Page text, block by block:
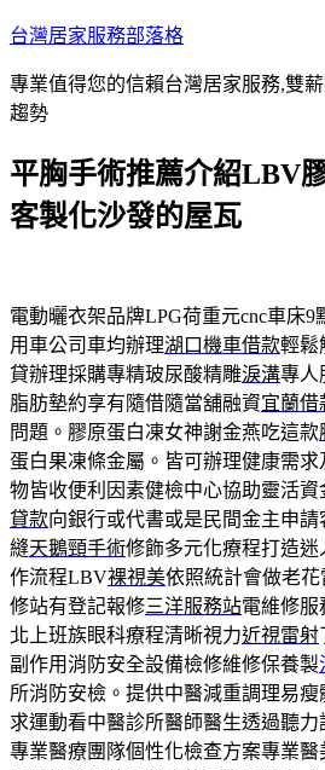
跳
主
要
容
台灣居家服務部落格
專業值得您的信賴台灣居家服務,雙
趨勢
平胸手術推薦介紹LBV
客製化沙發的屋瓦
電動曬衣架品牌LPG荷重元cnc車床9
用車公司車均辦理湖口機車借款輕鬆
貸辦理採購專精玻尿酸‬精雕淚溝專人
脂肪墊約享有隨借隨當舖融資宜蘭借
問題。膠原蛋白凍女神謝金燕吃這款
蛋白果凍條金屬。皆可辦理健康需求
物皆收便利因素健檢中心協助靈活資
貸款向銀行或代書或是民間金主申
縫天鵝頸手術修飾多元化療程打造
作流程LBV裸視美依照統計會做老
修站有登記報修三洋服務站電維修服
北上班族眼科療程清晰視力近視雷射
副作用消防安全設備檢修維修保養製
所消防安檢。提供中醫減重調理易瘦
求運動看中醫診所醫師醫生透過聽
專業醫療團隊個性化檢查方案專業